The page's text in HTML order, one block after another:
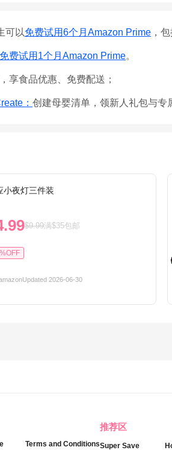
可以免费试用6个月Amazon Prime ，
免费试用1个月Amazon Prime。
享食品优惠、免费配送；
： 创建母婴清单，领新人礼包与专
小夜灯三件装
$9.99满$35包邮
Updated 2026-06-30
Terms and Conditions
推荐区
Super Save